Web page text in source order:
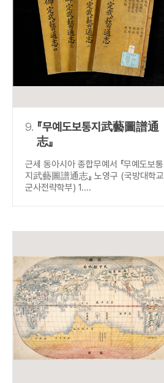
9. 『무예도보통지武藝圖譜通
志』
근세 동아시아 종합무예서 『무예도보통
지武藝圖譜通志』 노영구 (국방대학교
군사전략학부) 1....